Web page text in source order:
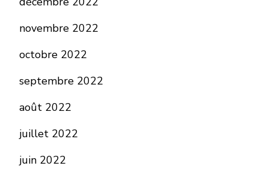
novembre 2022
octobre 2022
septembre 2022
août 2022
juillet 2022
juin 2022